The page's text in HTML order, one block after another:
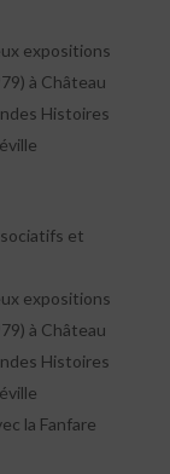
expositions
à Château
Histoires
et
expositions
à Château
Histoires
la Fanfare